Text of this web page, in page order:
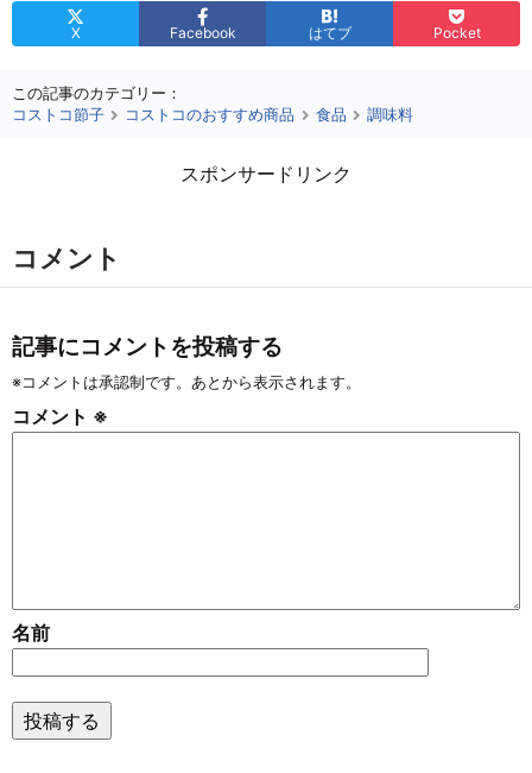
X Facebook はてブ Pocket
この記事のカテゴリー：
コストコ節子
コストコのおすすめ商品 食品 調味料
スポンサードリンク
コメント
記事にコメントを投稿する
※コメントは承認制です。あとから表示されます。
コメント ※
名前